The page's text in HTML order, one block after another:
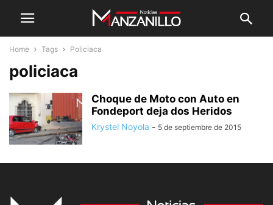
Home Tags Policiaca
policiaca
Choque de Moto con Auto en
Fondeport deja dos Heridos
Krystel Noyola - 5 de septiembre de 2015